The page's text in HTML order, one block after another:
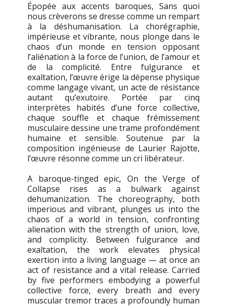
Épopée aux accents baroques, Sans quoi
nous crèverons se dresse comme un rempart
à la déshumanisation. La chorégraphie,
impérieuse et vibrante, nous plonge dans le
chaos d’un monde en tension opposant
l’aliénation à la force de l’union, de l’amour et
de la complicité. Entre fulgurance et
exaltation, l’œuvre érige la dépense physique
comme langage vivant, un acte de résistance
autant qu’exutoire. Portée par cinq
interprètes habités d’une force collective,
chaque souffle et chaque frémissement
musculaire dessine une trame profondément
humaine et sensible. Soutenue par la
composition ingénieuse de Laurier Rajotte,
l’œuvre résonne comme un cri libérateur.
A baroque-tinged epic, On the Verge of
Collapse rises as a bulwark against
dehumanization. The choreography, both
imperious and vibrant, plunges us into the
chaos of a world in tension, confronting
alienation with the strength of union, love,
and complicity. Between fulgurance and
exaltation, the work elevates physical
exertion into a living language — at once an
act of resistance and a vital release. Carried
by five performers embodying a powerful
collective force, every breath and every
muscular tremor traces a profoundly human